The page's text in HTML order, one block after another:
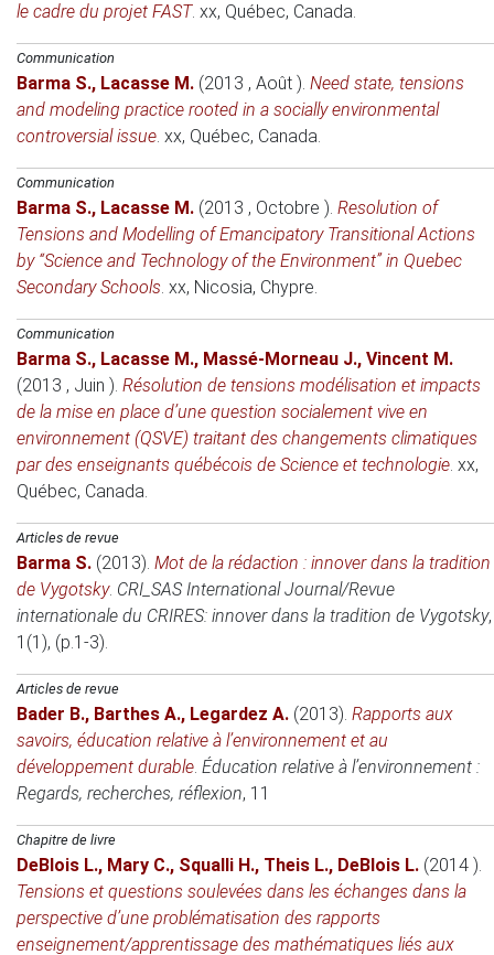
le cadre du projet FAST. xx, Québec, Canada.
Communication
Barma S., Lacasse M. (2013 , Août ). Need state, tensions
and modeling practice rooted in a socially environmental
controversial issue. xx, Québec, Canada.
Communication
Barma S., Lacasse M. (2013 , Octobre ). Resolution of
Tensions and Modelling of Emancipatory Transitional Actions
by “Science and Technology of the Environment” in Quebec
Secondary Schools. xx, Nicosia, Chypre.
Communication
Barma S., Lacasse M., Massé-Morneau J., Vincent M.
(2013 , Juin ). Résolution de tensions modélisation et impacts
de la mise en place d’une question socialement vive en
environnement (QSVE) traitant des changements climatiques
par des enseignants québécois de Science et technologie. xx,
Québec, Canada.
Articles de revue
Barma S. (2013). Mot de la rédaction : innover dans la tradition
de Vygotsky. CRI_SAS International Journal/Revue
internationale du CRIRES: innover dans la tradition de Vygotsky,
1(1), (p.1-3).
Articles de revue
Bader B., Barthes A., Legardez A. (2013). Rapports aux
savoirs, éducation relative à l’environnement et au
développement durable. Éducation relative à l’environnement :
Regards, recherches, réflexion, 11
Chapitre de livre
DeBlois L., Mary C., Squalli H., Theis L., DeBlois L. (2014 ).
Tensions et questions soulevées dans les échanges dans la
perspective d’une problématisation des rapports
enseignement/apprentissage des mathématiques liés aux